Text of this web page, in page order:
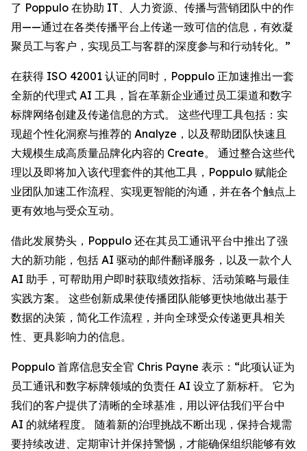
了 Poppulo 在协助 IT、人力资源、传播与营销团队中的作
用——通过在各类传播平台上传递一致可信的信息，有效凝
聚员工与客户，实现员工与客群的深度参与和行动转化。”
在获得 ISO 42001 认证的同时，Poppulo 正加速推出一套
全新的代理式 AI 工具，旨在革新企业通过员工渠道和数字
标牌网络创建及传递信息的方式。 这些代理工具包括：实
现超个性化洞察与推荐的 Analyze ，以及帮助团队快速且
大规模生成高质量品牌化内容的 Create。 通过整合这些代
理以及即将加入该代理套件的其他工具，Poppulo 赋能企
业团队加速工作流程、实现更智能的沟通，并在各个触点上
更有效地与受众互动。
借此发展势头，Poppulo 还在其员工通讯平台中推出了强
大的新功能，包括 AI 驱动的邮件翻译服务，以及一款个人
AI 助手，可帮助用户即时获取绩效指标、活动策略与最佳
实践方案。 这些创新成果使传播团队能够更快地做出基于
数据的决策，简化工作流程，并向全球受众传递更具相关
性、更具影响力的信息。
Poppulo 首席信息安全官 Chris Payne 表示：“此项认证为
员工通讯和数字标牌领域的负责任 AI 设立了新标杆。 它为
我们的客户提供了清晰的全球基准，用以评估我们平台中
AI 的就绪程度。 随着新的治理挑战不断出现，保持合规需
要持续改进、定期审计并保持警惕，才能确保组织能够有效